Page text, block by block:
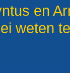
en
weten